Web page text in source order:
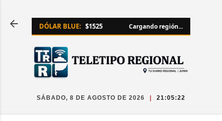
DÓLAR BLUE: $1525 Cargando región...
SÁBADO, 8 DE AGOSTO DE 2026 21:05:23